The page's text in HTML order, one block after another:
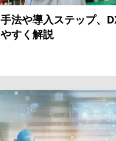
法や導入ステップ、
すく解説